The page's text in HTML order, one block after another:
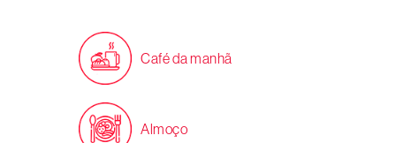
Café da manhã
Almoço